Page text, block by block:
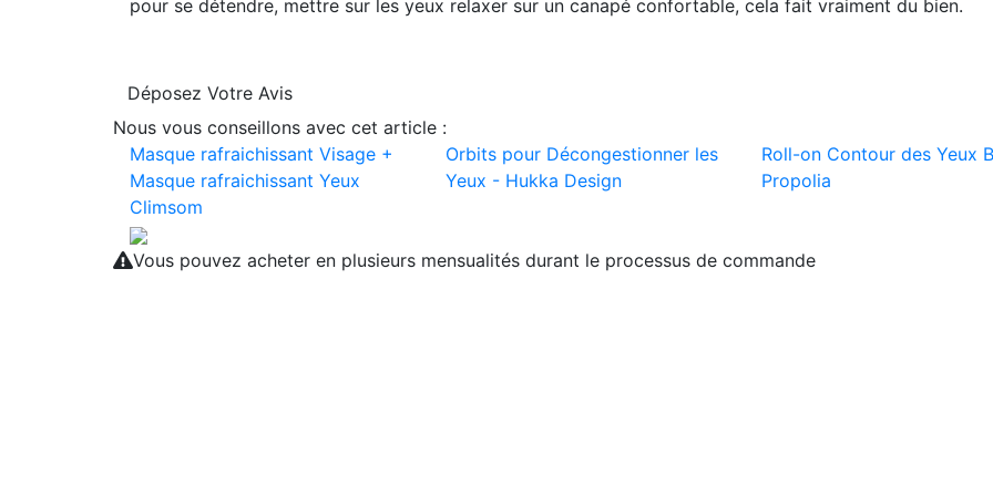
pour se détendre, mettre sur les yeux relaxer sur un canapé confortable, cela fait vraiment du bien.
Déposez Votre Avis
Nous vous conseillons avec cet article :
Masque rafraichissant Visage +
Masque rafraichissant Yeux
Climsom
Orbits pour Décongestionner les
Yeux - Hukka Design
Roll-on Contour des Yeux
Propolia
Vous pouvez acheter en plusieurs mensualités durant le processus de commande